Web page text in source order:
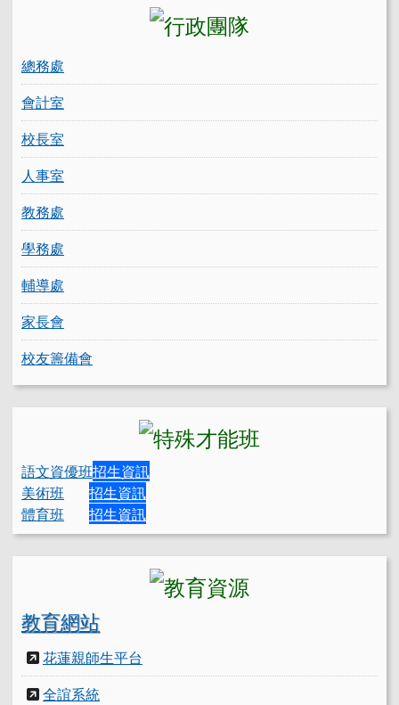
總務處
會計室
校長室
人事室
教務處
學務處
輔導處
家長會
校友籌備會
語文資優班招生資訊
美術班
招生資訊
體育班
招生資訊
教育網站
花蓮親師生平台
全誼系統